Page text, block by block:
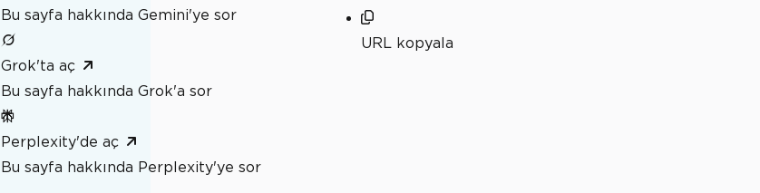
Bu sayfa hakkında Gemini'ye sor
Grok'ta aç
Bu sayfa hakkında Grok'a sor
Perplexity'de aç
Bu sayfa hakkında Perplexity'ye sor
URL kopyala